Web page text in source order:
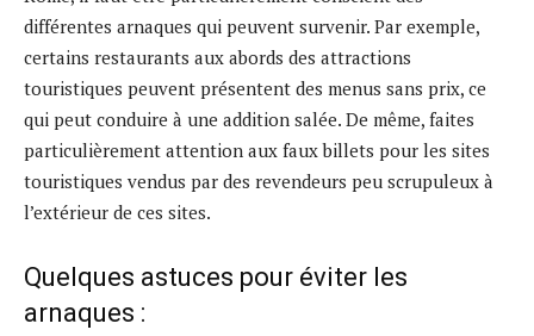
différentes arnaques qui peuvent survenir. Par exemple,
certains restaurants aux abords des attractions
touristiques peuvent présentent des menus sans prix, ce
qui peut conduire à une addition salée. De même, faites
particulièrement attention aux faux billets pour les sites
touristiques vendus par des revendeurs peu scrupuleux à
l’extérieur de ces sites.
Quelques astuces pour éviter les
arnaques :